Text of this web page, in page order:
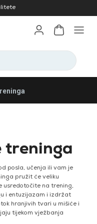
biljni
iz
sportove
za
akciji
i
treninga
posla, učenja ili vam je
pružit će veliku
usredotočite na trening,
i entuzijazam i izdržat
hranjivih tvari u mišiće i
tijekom vježbanja